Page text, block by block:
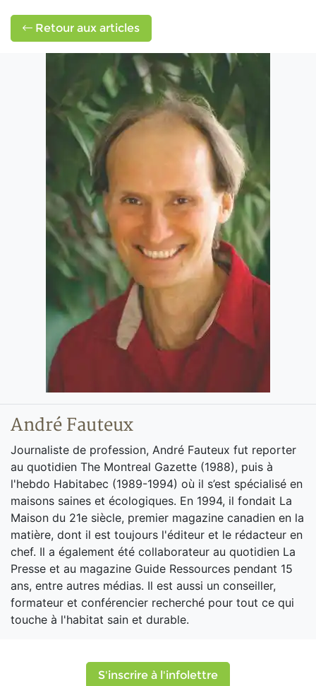
Retour aux articles
André Fauteux
Journaliste de profession, André Fauteux fut reporter
au quotidien The Montreal Gazette (1988), puis à
l'hebdo Habitabec (1989-1994) où il s’est spécialisé en
maisons saines et écologiques. En 1994, il fondait La
Maison du 21e siècle, premier magazine canadien en la
matière, dont il est toujours l'éditeur et le rédacteur en
chef. Il a également été collaborateur au quotidien La
Presse et au magazine Guide Ressources pendant 15
ans, entre autres médias. Il est aussi un conseiller,
formateur et conférencier recherché pour tout ce qui
touche à l'habitat sain et durable.
S'inscrire à l'infolettre